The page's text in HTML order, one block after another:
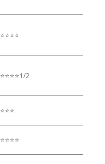
⭐⭐⭐⭐
⭐⭐⭐⭐1/2
⭐⭐⭐
⭐⭐⭐⭐